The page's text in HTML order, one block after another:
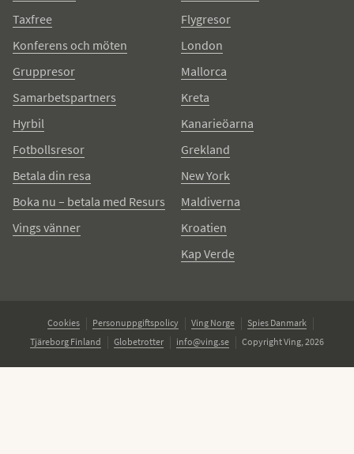
Taxfree
Konferens och möten
Gruppresor
Samarbetspartners
Hyrbil
Fotbollsresor
Betala din resa
Boka nu – betala med Resurs
Vings vänner
Flygresor
London
Mallorca
Kreta
Kanarieöarna
Grekland
New York
Maldiverna
Kroatien
Kap Verde
Cookies Personuppgiftspolicy Ving Norge
Spies Danmark
Tjäreborg Finland
Globetrotter info@ving.se Copyright Ving, 2026